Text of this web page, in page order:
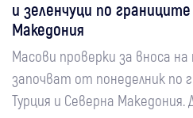
и зеленчуци по
Македония
Масови проверки за вноса на
започват от понеделник по
Турция и Северна